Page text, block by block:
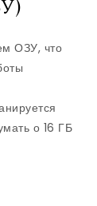
ОЗУ, что
о 16 ГБ